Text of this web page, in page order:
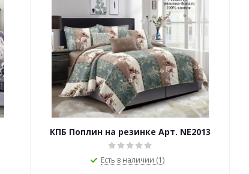
КПБ Поплин на резинке Арт. NE2013
Есть в наличии (1)